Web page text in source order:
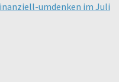
umdenken im Juli